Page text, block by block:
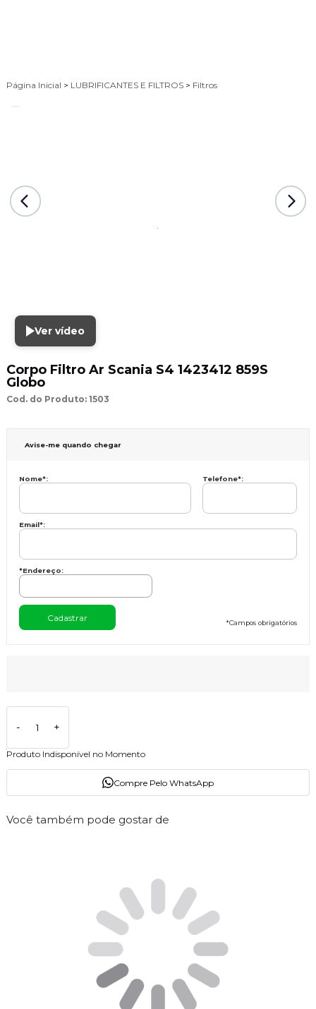
Página Inicial > LUBRIFICANTES E FILTROS > Filtros
Ver vídeo
Corpo Filtro Ar Scania S4 1423412 859S
Globo
Cod. do Produto: 1503
Avise-me quando chegar
Nome*: Telefone*:
Email*:
*Endereço:
*Campos obrigatórios
- +
Produto Indisponível no Momento
Compre Pelo WhatsApp
Você também pode gostar de